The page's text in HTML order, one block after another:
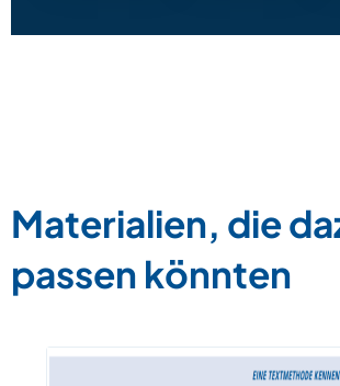
Materialien, die
passen könnten